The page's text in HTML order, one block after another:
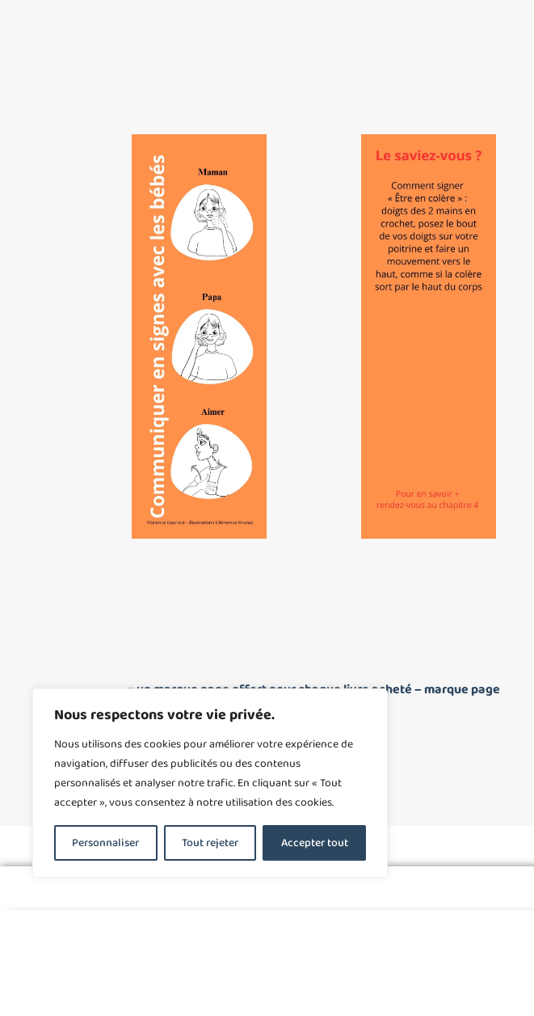
Nous respectons votre vie privée.
Nous utilisons des cookies pour améliorer votre expérience de
navigation, diffuser des publicités ou des contenus
personnalisés et analyser notre trafic. En cliquant sur « Tout
accepter », vous consentez à notre utilisation des cookies.
Personnaliser Tout rejeter Accepter tout
« un marque page offert pour chaque livre acheté – marque page